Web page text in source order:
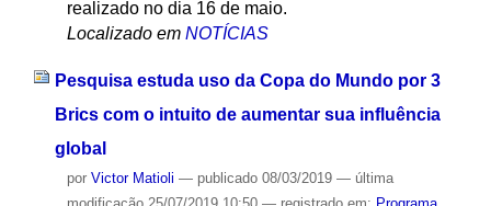
realizado no dia 16 de maio.
Localizado em NOTÍCIAS
Pesquisa estuda uso da Copa do Mundo por 3
Brics com o intuito de aumentar sua influência
global
por Victor Matioli — publicado08/03/2019 — última